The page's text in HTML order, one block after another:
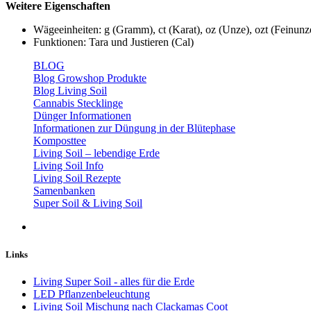
Weitere Eigenschaften
Wägeeinheiten: g (Gramm), ct (Karat), oz (Unze), ozt
Funktionen: Tara und Justieren (Cal)
BLOG
Blog Growshop Produkte
Blog Living Soil
Cannabis Stecklinge
Dünger Informationen
Informationen zur Düngung in der Blütephase
Komposttee
Living Soil – lebendige Erde
Living Soil Info
Living Soil Rezepte
Samenbanken
Super Soil & Living Soil
Links
Living Super Soil - alles für die Erde
LED Pflanzenbeleuchtung
Living Soil Mischung nach Clackamas Coot